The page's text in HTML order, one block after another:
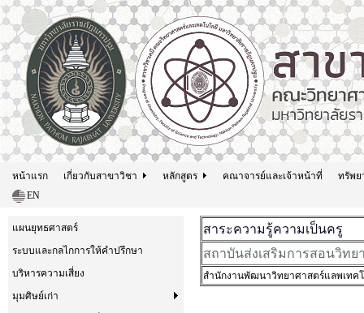
หน้าแรก เกี่ยวกับสาขาวิชา หลักสูตร คณาจารย์และเจ้าหน้าที่
ทรัพย
EN
แผนยุทธศาสตร์
ระบบและกลไกการให้คำปรึกษา
บริหารความเสี่ยง
มุมศิษย์เก่า
สาระความรู้ความเป็นครู
สถาบันส่งเสริมการสอนวิท
สำนักงานพัฒนาวิทยาศาสตร์แลพเทค